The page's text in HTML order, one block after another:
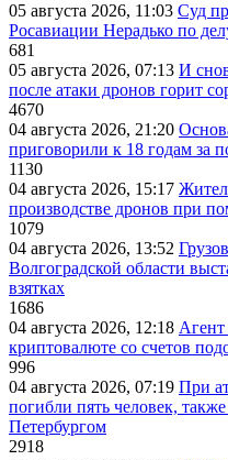
05 августа 2026, 11:03 Суд
Росавиации Нерадько по
681
05 августа 2026, 07:13 И
после атаки дронов горит
4670
04 августа 2026, 21:20
приговорили к 18 годам за
1130
04 августа 2026, 15:17
производстве дронов при
1079
04 августа 2026, 13:52
Волгоградской области
взятках
1686
04 августа 2026, 12:18
криптовалюте со счетов
996
04 августа 2026, 07:19 При
погибли пять человек,
Петербургом
2918